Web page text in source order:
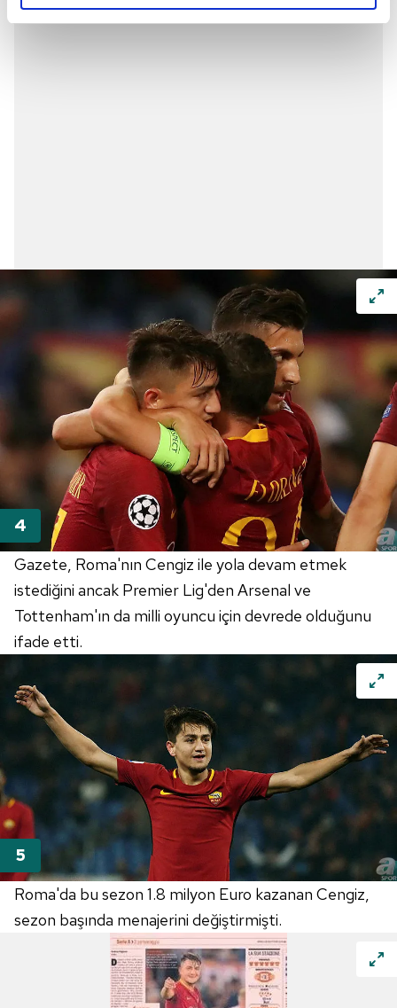
kullanılmaktadır. Diğer çerezler, sitemizin daha işlevsel
kılınması ve kişiselleştirilmesi ve sizlere yönelik
reklam/pazarlama faaliyetlerinin yapılması, amaçlarıyla
sınırlı olarak açık rızanız dahilinde kullanılacaktır.
Çerezlere ilişkin tercihlerinizi aşağıda yer alan panel
vasıtasıyla belirleyebilirsiniz. Çerezlere ilişkin detaylı bilgi
için Ayarlar butonuna tıklayabilir,
Çerez Bilgilendirme
Metnimiziziyaret edebilirsiniz.
6698 sayılı Kişisel Verilerin Korunması Kanunu uyarınca
hazırlanmış Aydınlatma Metnimizi okumak ve sitemizde
ilgili mevzuata uygun olarak kullanılan çerezlerle ilgili bilgi
almak için lütfen
tıklayınız
Euro'yu gözden çıkardığını yazdı
Gazete, Roma'nın Cengiz ile yola devam etmek
istediğini ancak Premier Lig'den Arsenal ve
Tottenham'ın da milli oyuncu için devrede olduğunu
ifade etti.
Roma'da bu sezon 1.8 milyon Euro kazanan Cengiz,
sezon başında menajerini değiştirmişti.